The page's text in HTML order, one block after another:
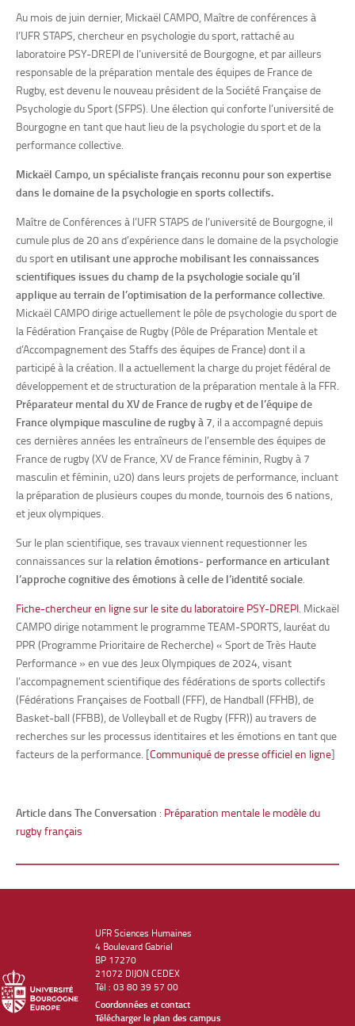
Au mois de juin dernier, Mickaël CAMPO, Maître de conférences à
l’UFR STAPS, chercheur en psychologie du sport, rattaché au
laboratoire PSY-DREPI de l’université de Bourgogne, et par ailleurs
responsable de la préparation mentale des équipes de France de
Rugby, est devenu le nouveau président de la Société Française de
Psychologie du Sport (SFPS). Une élection qui conforte l’université de
Bourgogne en tant que haut lieu de la psychologie du sport et de la
performance collective.
Mickaël Campo, un spécialiste français reconnu pour son expertise
dans le domaine de la psychologie en sports collectifs.
Maître de Conférences à l’UFR STAPS de l’université de Bourgogne, il
cumule plus de 20 ans d’expérience dans le domaine de la psychologie
du sporten utilisant une approche mobilisant les connaissances
scientifiques issues du champ de la psychologie sociale qu’il
applique au terrain de l’optimisation de la performance collective.
Mickaël CAMPO dirige actuellement le pôle de psychologie du sport de
la Fédération Française de Rugby (Pôle de Préparation Mentale et
d’Accompagnement des Staffs des équipes de France) dont il a
participé à la création. Il a actuellement la charge du projet fédéral de
développement et de structuration de la préparation mentale à la FFR.
Préparateur mental du XV de France de rugby et de l’équipe de
France olympique masculine de rugby à 7, il a accompagné depuis
ces dernières années les entraîneurs de l’ensemble des équipes de
France de rugby (XV de France, XV de France féminin, Rugby à 7
masculin et féminin, u20) dans leurs projets de performance, incluant
la préparation de plusieurs coupes du monde, tournois des 6 nations,
et jeux olympiques.
Sur le plan scientifique, ses travaux viennent requestionner les
connaissances sur la relation émotions- performance en articulant
l’approche cognitive des émotions à celle de l’identité sociale.
Fiche-chercheur en ligne sur le site du laboratoire PSY-DREPI. Mickaël
CAMPO dirige notamment le programme TEAM-SPORTS, lauréat du
PPR (Programme Prioritaire de Recherche) « Sport de Très Haute
Performance » en vue des Jeux Olympiques de 2024, visant
l’accompagnement scientifique des fédérations de sports collectifs
(Fédérations Françaises de Football (FFF), de Handball (FFHB), de
Basket-ball (FFBB), de Volleyball et de Rugby (FFR)) au travers de
recherches sur les processus identitaires et les émotions en tant que
facteurs de la performance. [Communiqué de presse officiel en ligne]
Article dans The Conversation : Préparation mentale le modèle du
rugby français
UFR Sciences Humaines
4 Boulevard Gabriel
BP 17270
21072 DIJON CEDEX
Tél : 03 80 39 57 00
Coordonnées et contact
Télécharger le plan des campus